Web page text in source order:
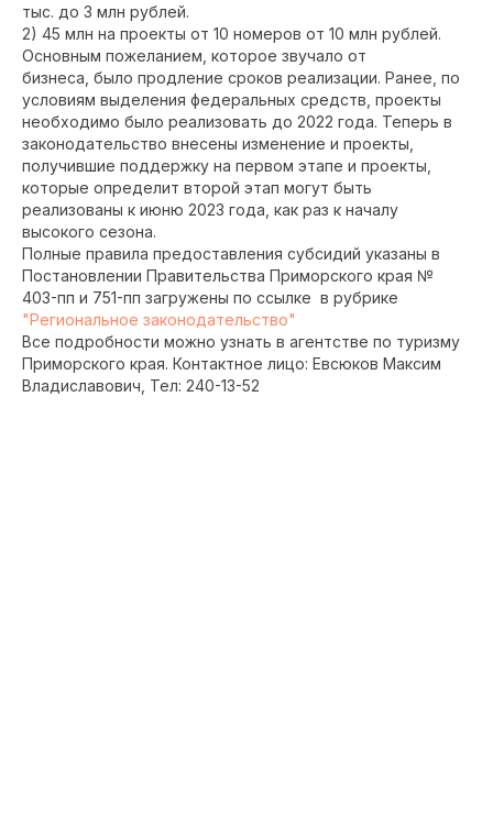
тыс. до 3 млн рублей.
2) 45 млн на проекты от 10 номеров от 10 млн рублей.
Основным пожеланием, которое звучало от
бизнеса, было продление сроков реализации. Ранее, по
условиям выделения федеральных средств, проекты
необходимо было реализовать до 2022 года. Теперь в
законодательство внесены изменение и проекты,
получившие поддержку на первом этапе и проекты,
которые определит второй этап могут быть
реализованы к июню 2023 года, как раз к началу
высокого сезона.
Полные правила предоставления субсидий указаны в
Постановлении Правительства Приморского края №
403-пп и 751-пп загружены по ссылке в рубрике
"Региональное законодательство"
Все подробности можно узнать в агентстве по туризму
Приморского края. Контактное лицо: Евсюков Максим
Владиславович, Тел: 240-13-52